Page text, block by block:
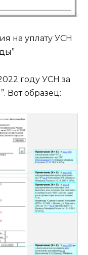
на уплату УСН
году УСН за
Вот образец: